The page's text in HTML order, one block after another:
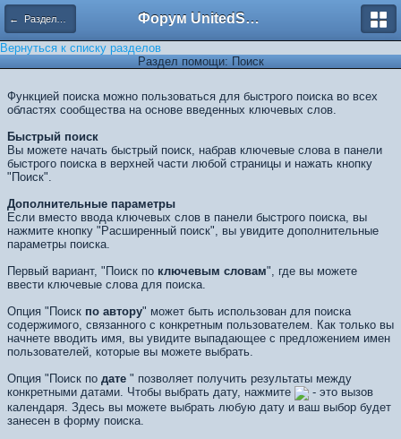
← Разделы помощи Форум UnitedSouth
Вернуться к списку разделов
Раздел помощи: Поиск
Функцией поиска можно пользоваться для быстрого поиска во всех
областях сообщества на основе введенных ключевых слов.
Быстрый поиск
Вы можете начать быстрый поиск, набрав ключевые слова в панели
быстрого поиска в верхней части любой страницы и нажать кнопку
"Поиск".
Дополнительные параметры
Если вместо ввода ключевых слов в панели быстрого поиска, вы
нажмите кнопку "Расширенный поиск", вы увидите дополнительные
параметры поиска.
Первый вариант, "Поиск по ключевым словам", где вы можете
ввести ключевые слова для поиска.
Опция "Поиск по автору" может быть использован для поиска
содержимого, связанного с конкретным пользователем. Как только вы
начнете вводить имя, вы увидите выпадающее с предложением имен
пользователей, которые вы можете выбрать.
Опция "Поиск по дате " позволяет получить результаты между
конкретными датами. Чтобы выбрать дату, нажмите
- это вызов
календаря. Здесь вы можете выбрать любую дату и ваш выбор будет
занесен в форму поиска.